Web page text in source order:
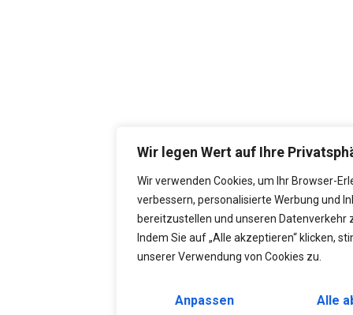
Wir legen Wert auf Ihre
Wir verwenden Cookies, um Ihr Browser-
verbessern, personalisierte Werbung und
bereitzustellen und unseren Datenverkehr
Indem Sie auf „Alle akzeptieren“ klicken,
unserer Verwendung von Cookies zu.
Anpassen Alle